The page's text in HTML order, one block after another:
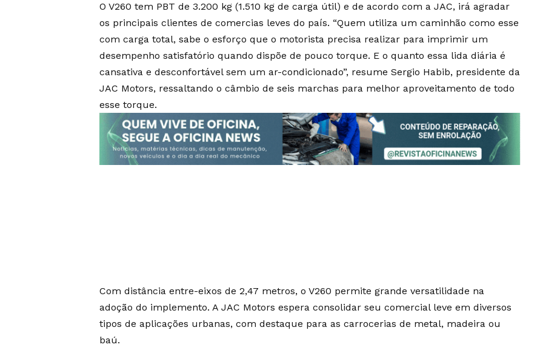
O V260 tem PBT de 3.200 kg (1.510 kg de carga útil) e de acordo com a JAC, irá agradar
os principais clientes de comercias leves do país. “Quem utiliza um caminhão como esse
com carga total, sabe o esforço que o motorista precisa realizar para imprimir um
desempenho satisfatório quando dispõe de pouco torque. E o quanto essa lida diária é
cansativa e desconfortável sem um ar-condicionado”, resume Sergio Habib, presidente da
JAC Motors, ressaltando o câmbio de seis marchas para melhor aproveitamento de todo
esse torque.
Com distância entre-eixos de 2,47 metros, o V260 permite grande versatilidade na
adoção do implemento. A JAC Motors espera consolidar seu comercial leve em diversos
tipos de aplicações urbanas, com destaque para as carrocerias de metal, madeira ou
baú.